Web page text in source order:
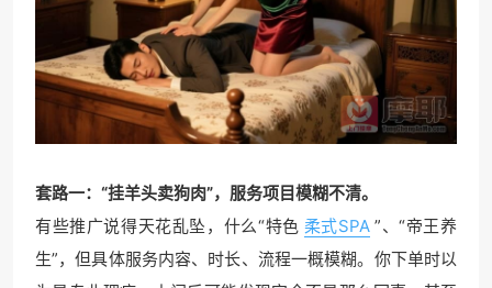
套路一：“挂羊头卖狗肉”，服务项目模糊不清。
有些推广说得天花乱坠，什么“特色 柔式SPA ”、“帝王养
生”，但具体服务内容、时长、流程一概模糊。你下单时以